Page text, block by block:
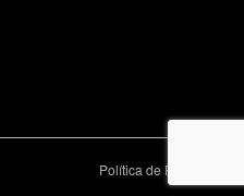
Política de Privacidad